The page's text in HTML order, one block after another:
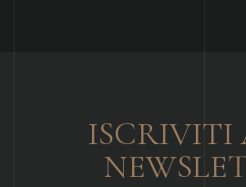
ISCRIVITI